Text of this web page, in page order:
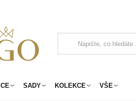
SADY KOLEKCE VŠE